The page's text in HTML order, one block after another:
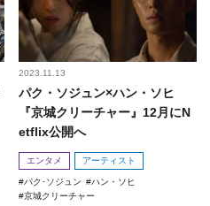
2023.11.13
パク・ソジュン×ハン・ソヒ
『京城クリーチャー』12月にN
etflix公開へ
エンタメ アーティスト
パク･ソジュン
ハン・ソヒ
京城クリーチャー